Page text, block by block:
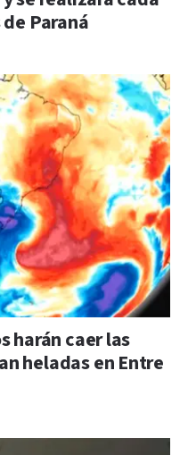
Paraná
harán caer las
heladas en Entre